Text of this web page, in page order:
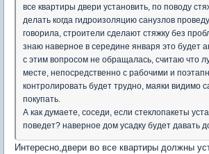
все квартиры двери установить, по поводу
делать когда гидроизоляцию санузлов
говорила, строители сделают стяжку без
знаю наверное в середине января это будет
с этим вопросом не обращалась, считаю что
месте, непосредственно с рабочими и
контролировать будет трудно, маяки видимо
покупать.
А как думаете, соседи, если стеклопакеты
поведет? наверное дом усадку будет давать
Интересно,двери во все квартиры должны